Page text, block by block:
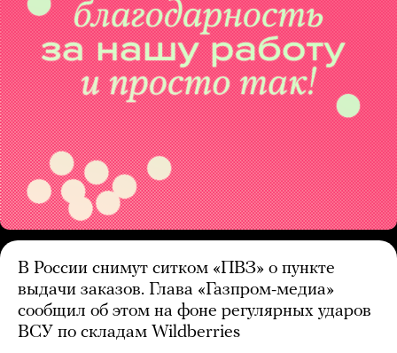
В России снимут ситком «ПВЗ» о пункте
выдачи заказов. Глава «Газпром-медиа»
сообщил об этом на фоне регулярных ударов
ВСУ по складам Wildberries